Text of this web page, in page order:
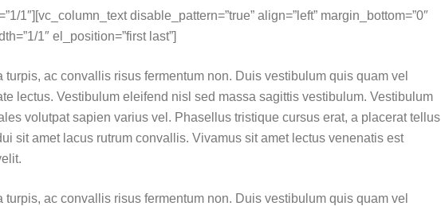
1″][vc_column_text disable_pattern=”true” align=”left” margin_bottom=”0″
1″ el_position=”first last”]
ac convallis risus fermentum non. Duis vestibulum quis quam vel
lectus. Vestibulum eleifend nisl sed massa sagittis vestibulum. Vestibulum
volutpat sapien varius vel. Phasellus tristique cursus erat, a placerat tellus
sit amet lacus rutrum convallis. Vivamus sit amet lectus venenatis est
ac convallis risus fermentum non. Duis vestibulum quis quam vel